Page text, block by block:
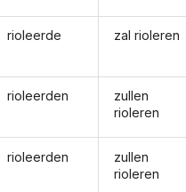
rioleerde
rioleerden
rioleerden
zal rioleren
zullen
rioleren
zullen
rioleren